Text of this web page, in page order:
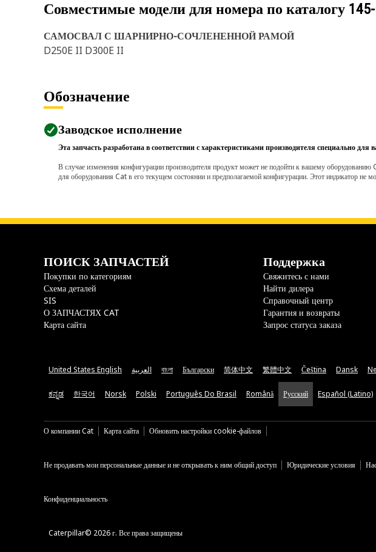
Совместимые модели для номера по каталогу
САМОСВАЛ С ШАРНИРНО-СОЧЛЕНЕННОЙ РАМОЙ
D250E II D300E II
Обозначение
Заводское исполнение
Эта запчасть разработана в соответствии с характеристиками производителя специально для
В случае изменения конфигурации производителя продукт может не подойти к вашему
для оборудования Cat в его текущем состоянии и предполагаемой конфигурации. Этот индикатор не
ПОИСК ЗАПЧАСТЕЙ
Покупки по категориям
Схема деталей
SIS
О ЗАПЧАСТЯХ CAT
Карта сайта
Поддержка
Свяжитесь с нами
Найти дилера
Справочный центр
Гарантия и возвраты
Запрос статуса заказа
United States English العربية বাংলা Български 简体中文 繁體中文 Čeština Dansk
ಕನ್ನಡ 한국어 Norsk Polski Português Do Brasil Română Русский Español (Latino)
О компании Cat Карта сайта Обновить настройки cookie-файлов
Не продавать мои персональные данные и не открывать к ним общий доступ Юридические условия
Конфиденциальность
Caterpillar© 2026 г. Все права защищены